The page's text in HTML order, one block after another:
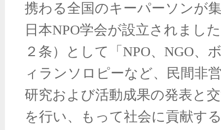
携わる全国のキーパーソンが
日本NPO学会が設立されまし
２条）として「NPO、NGO、
ィランソロピーなど、民間非
研究および活動成果の発表と
を行い、もって社会に貢献す